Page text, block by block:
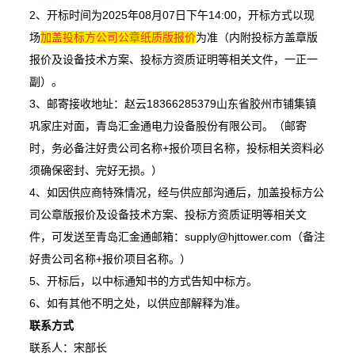
2、开标时间为2025年08月07日下午14:00，开标方式以现
场加盖投标方公司公章纸质版报价为准（内附投标方盖章版
报价及设备技术方案、投标方资质证明等相关文件，一正一
副）。
3、邮寄接收地址：赵云18366285379山东省胶州市铺集镇
巩家庄对面，青岛汇金通电力设备股份有限公司。（邮寄
时，务必备注好贵公司名称+报价项目名称，投标相关资料必
须确保密封、完好无损。）
4、如因供应商特殊情况，经与供应部沟通后，加盖投标方公
司公章版报价及设备技术方案、投标方资质证明等相关文
件，可发送至青岛汇金通邮箱：supply@hjttower.com（备注
好贵公司名称+报价项目名称。）
5、开标后，以中标通知书的方式告知中标方。
6、如有其他不明之处，以供应部解释为准。
联系方式
联系人：宋部长